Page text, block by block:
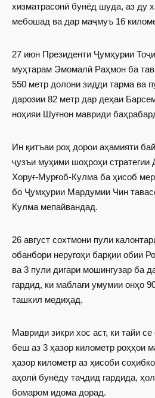
хизматрасонӣ бунёд шуда, аз ду
мебошад ва дар маҷмуъ 16
27 июн Президенти Ҷумҳурии
муҳтарам Эмомалӣ Раҳмон ба
550 метр долони зидди тарма ва
дарозии 82 метр дар деҳаи
ноҳияи Шуғнон мавриди
Ин қитъаи роҳ дорои аҳамияти
ҷузъи муҳими шоҳроҳи
Хоруғ-Мурғоб-Кулма ба ҳисоб
бо Ҷумҳурии Мардумии Чин
Кулма мепайвандад.
26 август сохтмони пули
обанбори неругоҳи барқии обии
ва 3 пули дигари мошингузар ба
гардид, ки маблағи умумии онҳо
ташкил медиҳад.
Мавриди зикри хос аст, ки тайи
беш аз 3 ҳазор километр роҳҳои
ҳазор километр аз ҳисоби
аҳолӣ бунёду таҷдид гардида,
бомаром идома дорад.